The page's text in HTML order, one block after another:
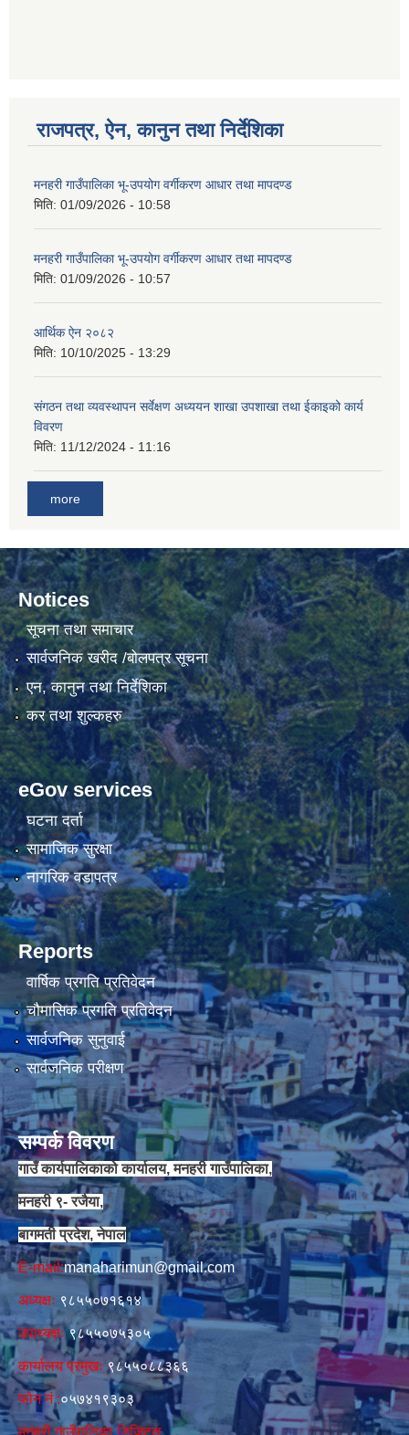
राजपत्र, ऐन, कानुन तथा निर्देशिका
मनहरी गाउँपालिका भू-उपयोग वर्गीकरण आधार तथा मापदण्ड
मिति: 01/09/2026 - 10:58
मनहरी गाउँपालिका भू-उपयोग वर्गीकरण आधार तथा मापदण्ड
मिति: 01/09/2026 - 10:57
आर्थिक ऐन २०८२
मिति: 10/10/2025 - 13:29
संगठन तथा व्यवस्थापन सर्वेक्षण अध्ययन शाखा उपशाखा तथा ईकाइको कार्य
विवरण
मिति: 11/12/2024 - 11:16
more
Notices
सूचना तथा समाचार
सार्वजनिक खरीद /बोलपत्र सूचना
एन, कानुन तथा निर्देशिका
कर तथा शुल्कहरु
eGov services
घटना दर्ता
सामाजिक सुरक्षा
नागरिक वडापत्र
Reports
वार्षिक प्रगति प्रतिवेदन
चौमासिक प्रगति प्रतिवेदन
सार्वजनिक सुनुवाई
सार्वजनिक परीक्षण
सम्पर्क विवरण
गाउँ कार्यपालिकाको कार्यालय, मनहरी गाउँपालिका,
मनहरी ९- रजैया,
बागमती प्रदेश, नेपाल
E-mail:manaharimun@gmail.com
अध्यक्षः ९८५५०७१६१४
उपाध्यक्षः९८५५०७५३०५
कार्यालय प्रमुखः ९८५५०८८३६६
फोन नं‍‌ :०५७४१९३०३
मनहरी गाउँपालिका डिजिटल